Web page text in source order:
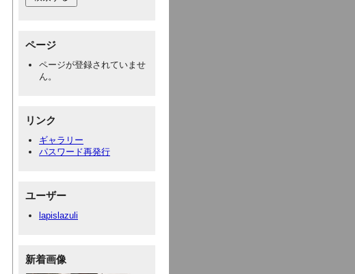
ページ
ページが登録されていませ
ん。
リンク
ギャラリー
パスワード再発行
ユーザー
lapislazuli
新着画像